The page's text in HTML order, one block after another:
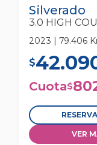
Silverado
3.0 HIGH
2023 | 79.406
$
Cuota$
VER